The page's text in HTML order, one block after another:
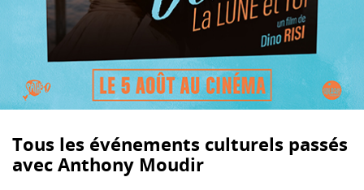
Tous les événements culturels passés
avec Anthony Moudir